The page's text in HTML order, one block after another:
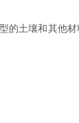
的土壤和其他